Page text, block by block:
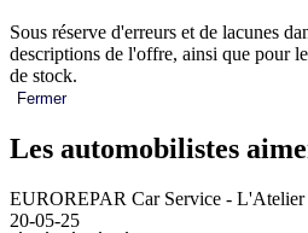
Sous réserve d'erreurs et de lacunes
descriptions de l'offre, ainsi que pour
de stock.
Fermer
Les automobilistes
EUROREPAR Car Service -
20-05-25